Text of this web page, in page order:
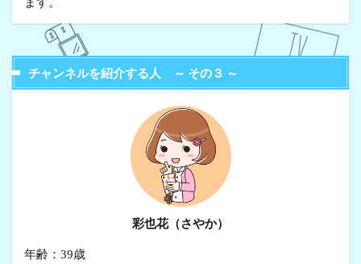
チャンネルを紹介する人 ～ その３ ～
彩也花（さやか）
年齢：39歳